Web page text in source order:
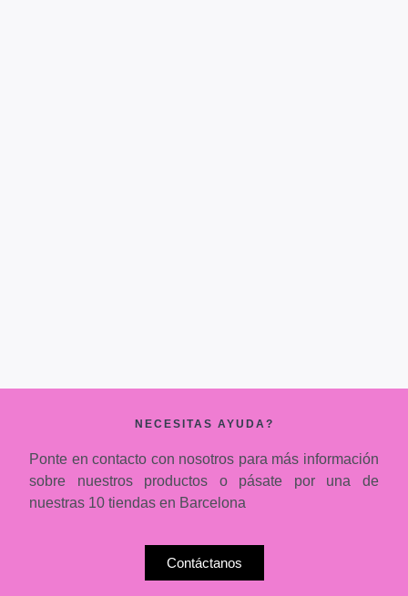
NECESITAS AYUDA?
Ponte en contacto con nosotros para más información
sobre nuestros productos o pásate por una de
nuestras 10 tiendas en Barcelona
Contáctanos